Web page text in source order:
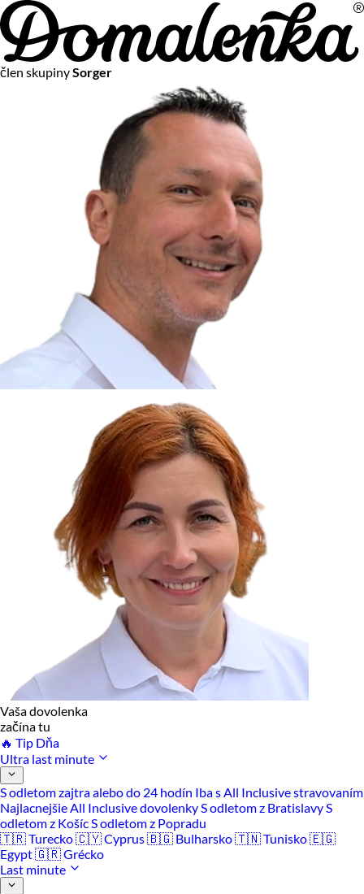
člen skupinySorger
Vaša dovolenka
začína tu
🔥 Tip Dňa
Ultra last minute
S odletom zajtra alebo do 24 hodín Iba s All Inclusive stravovaním
Najlacnejšie All Inclusive dovolenkyS odletom z BratislavyS
odletom z KošícS odletom z Popradu
🇹🇷 Turecko🇨🇾 Cyprus🇧🇬 Bulharsko🇹🇳 Tunisko🇪🇬
Egypt🇬🇷 Grécko
Last minute
Na vašom súkromí nám záleží
Chceme vám neustále poskytovať tie najlepšie služby.
Vzhľadom k platnej legislatíve od vás ale potrebujeme súhlas
s používaním súborov cookies.
Viac o personalizácii a meraní
Aby sme vedeli, čo sa deje na webových stránkach a aby sme
vám mohli prispôsobiť ponuky na mieru či reklamu,
používame cookies a taktiežslužby spoločnosti Google
Čo sú cookies?
Cookies sú malé textové súbory, ktoré môžu byť používané
webovými stránkami, aby zefektívnili používateľský zážitok.
Vďaka cookies vám môžeme ponúkať služby podľa toho, čo
naozaj hľadáte a chcete nájsť.
Kedykoľvek sa môžete slobodne rozhodnúť, ktoré typy
používania cookies chcete umožniť.
Zákon uvádza, že môžeme ukladať cookies na vašom
zariadení, pokiaľ sú nevyhnutne nutné pre prevádzku tejto
Cookies, ktoré používame
Technické a nevyhnutné cookies
Analytické a marketingové cookies
Reklamné úložisko
Reklamné používateľské dáta
Personalizácia reklám
Povoliť vybrané
Odmietnuť